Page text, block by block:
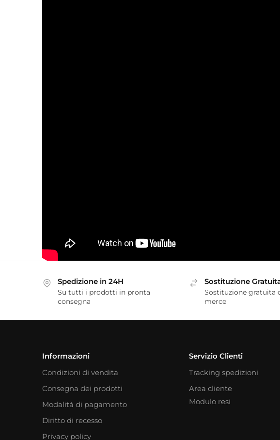
Spedizione in 24H
Su tutti i prodotti in pronta
consegna
Sostituzione
Sostituzione gratuita
merce
Informazioni
Condizioni di vendita
Consegna dei prodotti
Modalità di pagamento
Diritto di recesso
Privacy policy
Servizio Clienti
Tracking spedizioni
Area cliente
Modulo resi